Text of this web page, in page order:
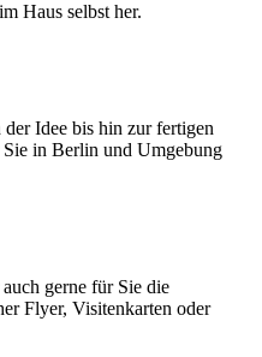
Haus selbst her.
Idee bis hin zur fertigen
in Berlin und Umgebung
gerne für Sie die
Flyer, Visitenkarten oder